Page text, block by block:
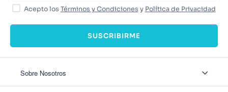
Acepto los Términos y Condiciones y Política de Privacidad
SUSCRIBIRME
Sobre Nosotros